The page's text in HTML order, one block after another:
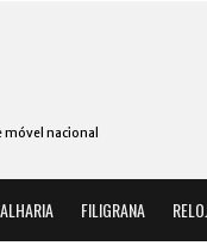
móvel nacional
FILIGRANA